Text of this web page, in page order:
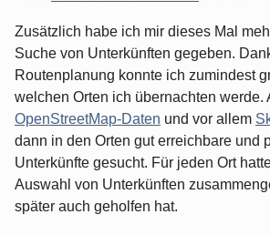
Zusätzlich habe ich mir dieses Mal
Suche von Unterkünften gegeben.
Routenplanung konnte ich zumindest
welchen Orten ich übernachten werde.
OpenStreetMap-Daten und vor allem
dann in den Orten gut erreichbare und
Unterkünfte gesucht. Für jeden Ort
Auswahl von Unterkünften
später auch geholfen hat.